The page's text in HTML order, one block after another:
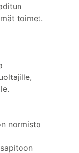
toimet.
normisto